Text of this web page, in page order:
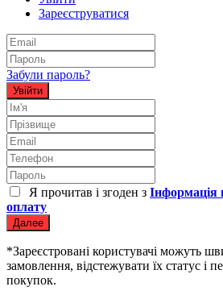
Зареєструватися
Забули пароль?
Увійти
Я прочитав і згоден з Інформація
оплату
Далее
*Зареєстровані користувачі можуть
замовлення, відстежувати їх статус і
покупок.